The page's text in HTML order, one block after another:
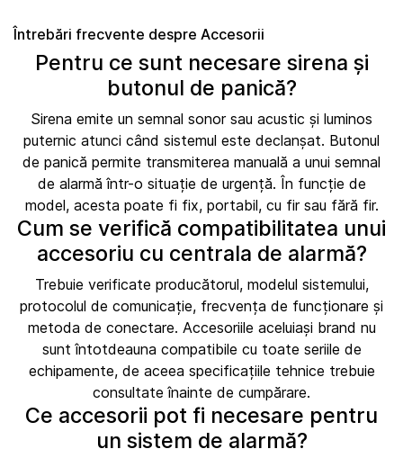
Întrebări frecvente despre Accesorii
Pentru ce sunt necesare sirena și
butonul de panică?
Sirena emite un semnal sonor sau acustic și luminos
puternic atunci când sistemul este declanșat. Butonul
de panică permite transmiterea manuală a unui semnal
de alarmă într-o situație de urgență. În funcție de
model, acesta poate fi fix, portabil, cu fir sau fără fir.
Cum se verifică compatibilitatea unui
accesoriu cu centrala de alarmă?
Trebuie verificate producătorul, modelul sistemului,
protocolul de comunicație, frecvența de funcționare și
metoda de conectare. Accesoriile aceluiași brand nu
sunt întotdeauna compatibile cu toate seriile de
echipamente, de aceea specificațiile tehnice trebuie
consultate înainte de cumpărare.
Ce accesorii pot fi necesare pentru
un sistem de alarmă?